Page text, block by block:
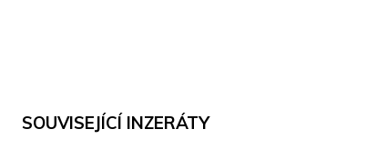
SOUVISEJÍCÍ INZERÁTY